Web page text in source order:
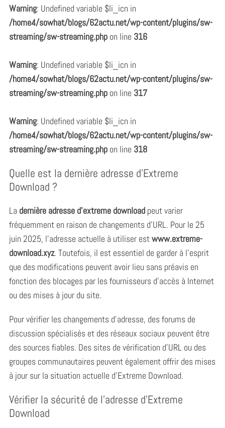
Warning: Undefined variable $li_icn in
/home4/sowhat/blogs/62actu.net/wp-content/plugins/sw-
streaming/sw-streaming.phpon line 316
Warning: Undefined variable $li_icn in
/home4/sowhat/blogs/62actu.net/wp-content/plugins/sw-
streaming/sw-streaming.phpon line 317
Warning: Undefined variable $li_icn in
/home4/sowhat/blogs/62actu.net/wp-content/plugins/sw-
streaming/sw-streaming.phpon line 318
Quelle est la dernière adresse d’Extreme
Download ?
La dernière adresse d’extreme downloadpeut varier
fréquemment en raison de changements d’URL. Pour le 25
juin 2025, l’adresse actuelle à utiliser estwww.extreme-
download.xyz. Toutefois, il est essentiel de garder à l’esprit
que des modifications peuvent avoir lieu sans préavis en
fonction des blocages par les fournisseurs d’accès à Internet
ou des mises à jour du site.
Pour vérifier les changements d’adresse, des forums de
discussion spécialisés et des réseaux sociaux peuvent être
des sources fiables. Des sites de vérification d’URL ou des
groupes communautaires peuvent également offrir des mises
à jour sur la situation actuelle d’Extreme Download.
Vérifier la sécurité de l’adresse d’Extreme
Download